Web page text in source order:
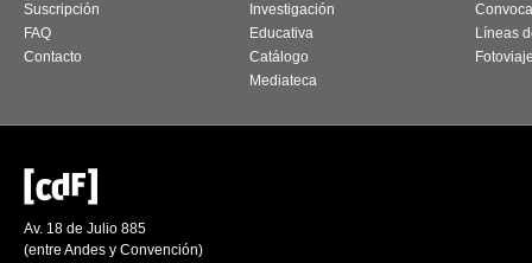
Suscripción
FAQ
Contacto
Investigación
Educativa
Catálogo
Mediateca
Líneas
Av. 18 de Julio 885
(entre Andes y Convención)